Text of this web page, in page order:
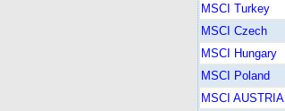
MSCI Turkey
MSCI Czech
MSCI Hungary
MSCI Poland
MSCI AUSTRIA